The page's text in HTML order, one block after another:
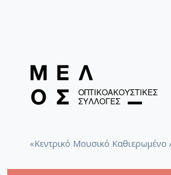
«Κεντρικό Μουσικό